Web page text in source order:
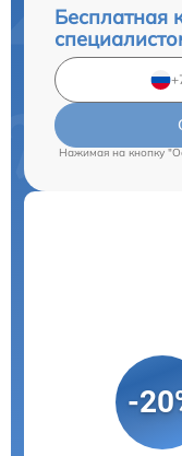
Бесплатная
Нажимая на кнопку
-